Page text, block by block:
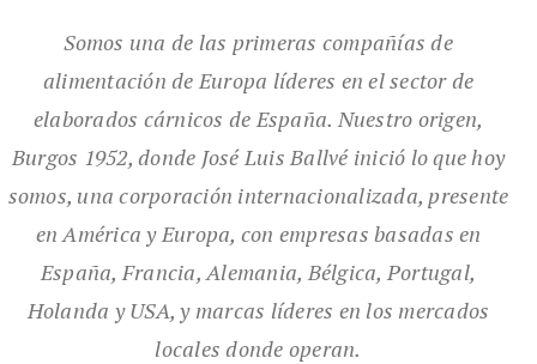
Somos una de las primeras compañías de
alimentación de Europa líderes en el sector de
elaborados cárnicos de España. Nuestro origen,
Burgos 1952, donde José Luis Ballvé inició lo que hoy
somos, una corporación internacionalizada, presente
en América y Europa, con empresas basadas en
España, Francia, Alemania, Bélgica, Portugal,
Holanda y USA, y marcas líderes en los mercados
locales donde operan.